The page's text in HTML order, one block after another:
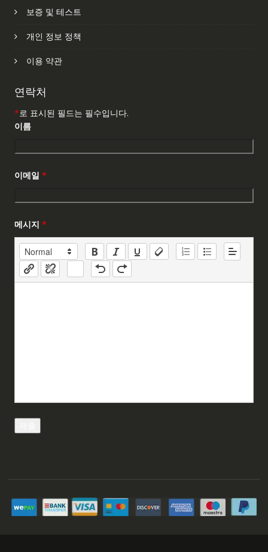
보증 및 테스트
개인 정보 정책
이용 약관
연락처
*로 표시된 필드는 필수입니다.
이름
이메일 *
메시지 *